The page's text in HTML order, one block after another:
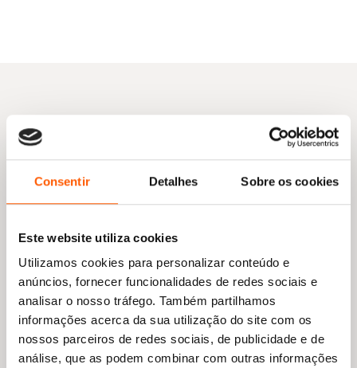
Consentir Detalhes Sobre os cookies
Este website utiliza cookies
Utilizamos cookies para personalizar conteúdo e
anúncios, fornecer funcionalidades de redes sociais e
analisar o nosso tráfego. Também partilhamos
informações acerca da sua utilização do site com os
nossos parceiros de redes sociais, de publicidade e de
análise, que as podem combinar com outras informações
Outras sugestões